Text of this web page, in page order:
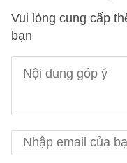
Vui lòng cung cấp
bạn